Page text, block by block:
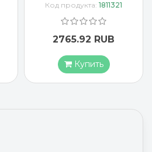
Код продукта: 1811321
2765.92 RUB
Купить